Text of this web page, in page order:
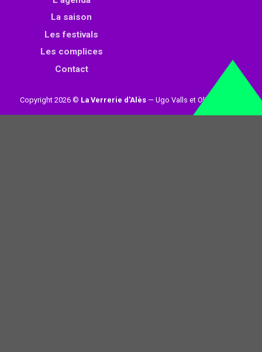
La saison
Les festivals
Les complices
Contact
Copyright 2026 © La Verrerie d'Alès— Ugo Valls et Olivier Loynet